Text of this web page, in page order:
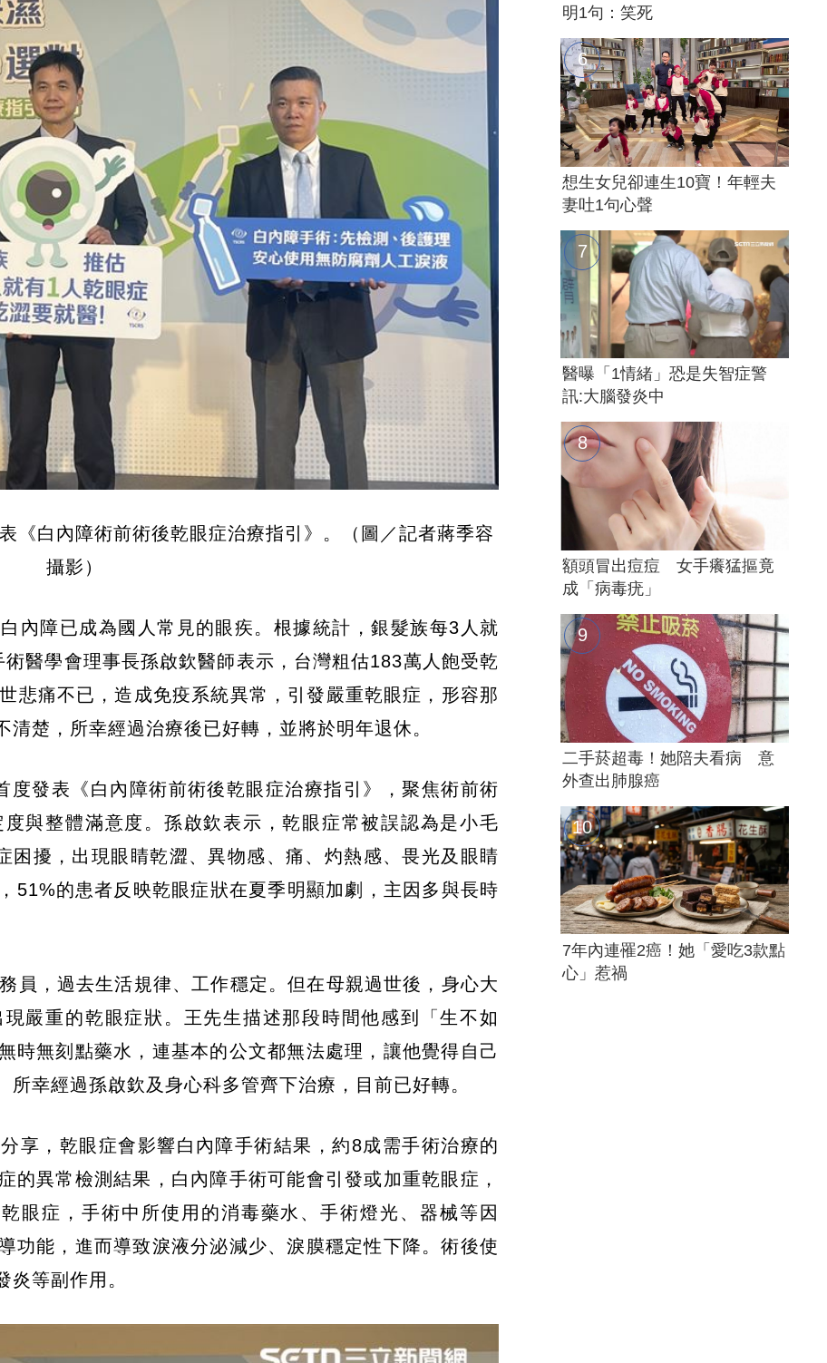
《白內障術前術後乾眼症治療指引》。（圖／記者蔣季容
攝影）
內障已成為國人常見的眼疾。根據統計，銀髮族每3人就
醫學會理事長孫啟欽醫師表示，台灣粗估183萬人飽受乾
悲痛不已，造成免疫系統異常，引發嚴重乾眼症，形容那
楚，所幸經過治療後已好轉，並將於明年退休。
度發表《白內障術前術後乾眼症治療指引》，聚焦術前術
與整體滿意度。孫啟欽表示，乾眼症常被誤認為是小毛
困擾，出現眼睛乾澀、異物感、痛、灼熱感、畏光及眼睛
51%的患者反映乾眼症狀在夏季明顯加劇，主因多與長時
員，過去生活規律、工作穩定。但在母親過世後，身心大
嚴重的乾眼症狀。王先生描述那段時間他感到「生不如
時無刻點藥水，連基本的公文都無法處理，讓他覺得自己
幸經過孫啟欽及身心科多管齊下治療，目前已好轉。
享，乾眼症會影響白內障手術結果，約8成需手術治療的
的異常檢測結果，白內障手術可能會引發或加重乾眼症，
眼症，手術中所使用的消毒藥水、手術燈光、器械等因
功能，進而導致淚液分泌減少、淚膜穩定性下降。術後使
等副作用。
明1句：笑死
想生女兒卻連生10寶！年輕夫
妻吐1句心聲
醫曝「1情緒」恐是失智症警
訊:大腦發炎中
額頭冒出痘痘 女手癢猛摳竟
成「病毒疣」
二手菸超毒！她陪夫看病 意
外查出肺腺癌
7年內連罹2癌！她「愛吃3款點
心」惹禍